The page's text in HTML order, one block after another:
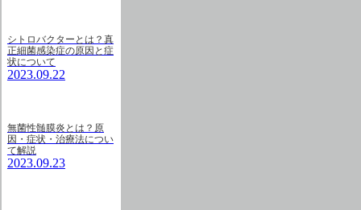
シトロバクターとは？真
正細菌感染症の原因と症
状について
2023.09.22
無菌性髄膜炎とは？原
因・症状・治療法につい
て解説
2023.09.23